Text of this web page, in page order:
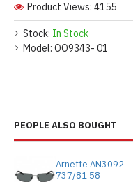
Stock: In Stock
Model: OO9343- 01
Product Views: 4155
PEOPLE ALSO BOUGHT
Arnette AN3092
737/81 58